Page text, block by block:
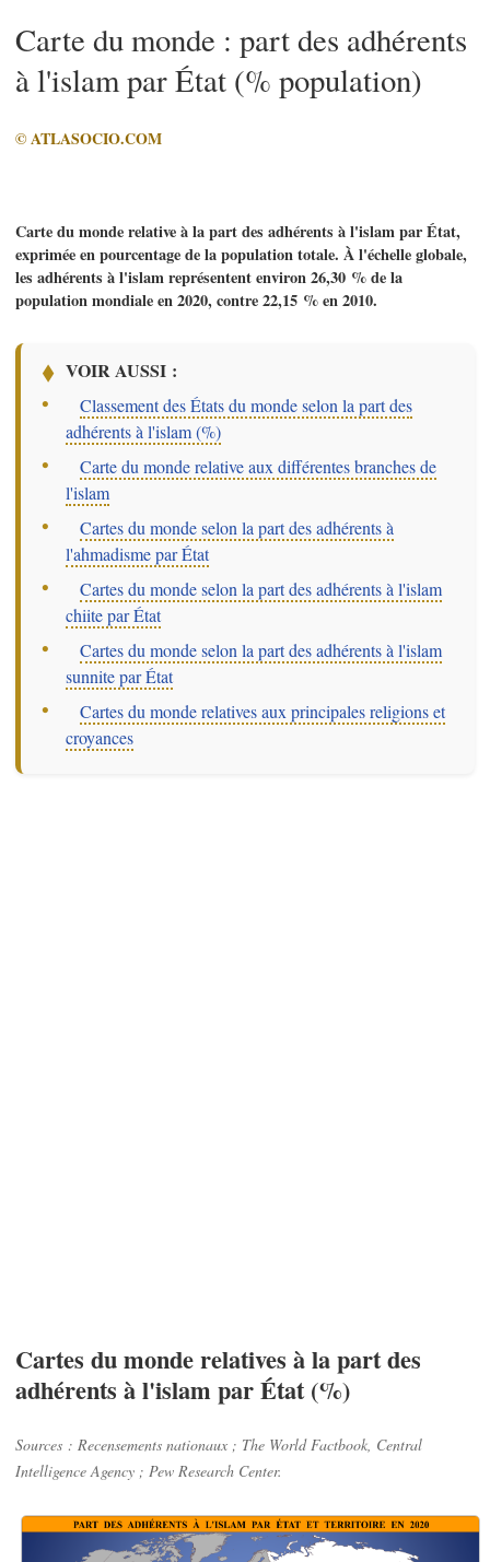
Carte du monde : part des adhérents
à l'islam par État (% population)
© ATLASOCIO.COM
Carte du monde relative à la part des adhérents à l'islam par État,
exprimée en pourcentage de la population totale. À l'échelle globale,
les adhérents à l'islam représentent environ 26,30 % de la
population mondiale en 2020, contre 22,15 % en 2010.
VOIR AUSSI :
–Classement des États du monde selon la part des
adhérents à l'islam (%)
–Carte du monde relative aux différentes branches de
l'islam
–Cartes du monde selon la part des adhérents à
l'ahmadisme par État
–Cartes du monde selon la part des adhérents à l'islam
chiite par État
–Cartes du monde selon la part des adhérents à l'islam
sunnite par État
–Cartes du monde relatives aux principales religions et
croyances
Cartes du monde relatives à la part des
adhérents à l'islam par État (%)
Sources : Recensements nationaux ; The World Factbook, Central
Intelligence Agency ; Pew Research Center.